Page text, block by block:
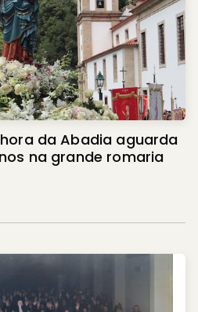
da Abadia aguarda
na grande romaria